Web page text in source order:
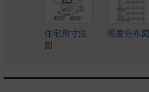
住宅用寸法
図
照度分布図